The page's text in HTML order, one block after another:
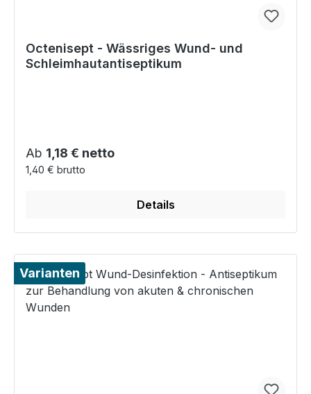
Octenisept - Wässriges Wund- und
Schleimhautantiseptikum
Regulärer Preis:
Ab 1,18 € netto
1,40 € brutto
Details
Varianten